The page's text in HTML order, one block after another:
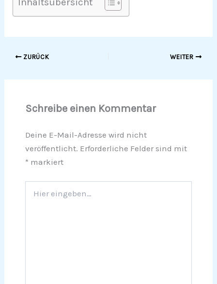
ZURÜCK WEITER
Schreibe einen Kommentar
Deine E-Mail-Adresse wird nicht
veröffentlicht. Erforderliche Felder sind mit
* markiert
eingeben…